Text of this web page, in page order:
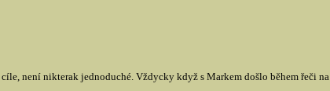
není nikterak jednoduché. Vždycky když s Markem došlo během řeči na